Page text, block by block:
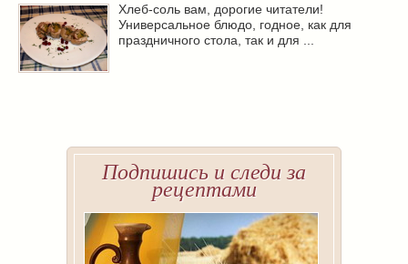
Хлеб-соль вам, дорогие читатели!
Универсальное блюдо, годное, как для
праздничного стола, так и для ...
Подпишись и следи за
рецептами